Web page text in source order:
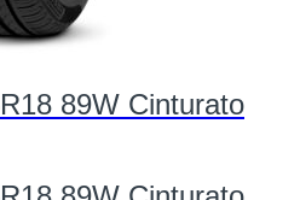
89W Cinturato